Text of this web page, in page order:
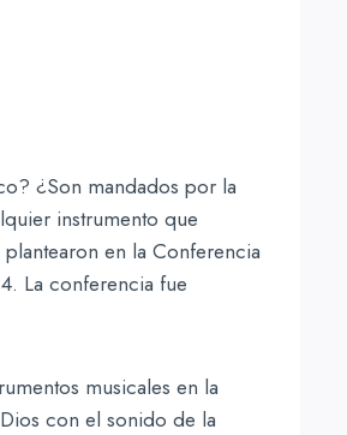
¿Son mandados por la
instrumento que
en la Conferencia
La conferencia fue
musicales en la
con el sonido de la